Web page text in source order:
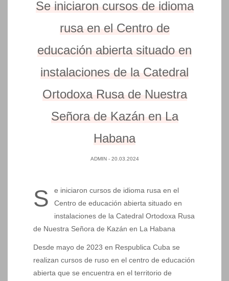
Se iniciaron cursos de idioma
rusa en el Centro de
educación abierta situado en
instalaciones de la Catedral
Ortodoxa Rusa de Nuestra
Señora de Kazán en La
Habana
ADMIN- 20.03.2024
Se iniciaron cursos de idioma rusa en el
Centro de educación abierta situado en
instalaciones de la Catedral Ortodoxa Rusa
de Nuestra Señora de Kazán en La Habana
Desde mayo de 2023 en Respublica Cuba se
realizan cursos de ruso en el centro de educación
abierta que se encuentra en el territorio de